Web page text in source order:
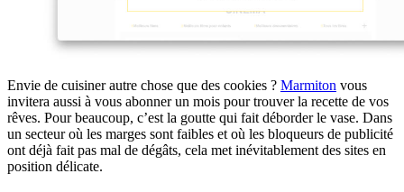
Envie de cuisiner autre chose que des cookies ? Marmiton vous
invitera aussi à vous abonner un mois pour trouver la recette de vos
rêves. Pour beaucoup, c’est la goutte qui fait déborder le vase. Dans
un secteur où les marges sont faibles et où les bloqueurs de publicité
ont déjà fait pas mal de dégâts, cela met inévitablement des sites en
position délicate.